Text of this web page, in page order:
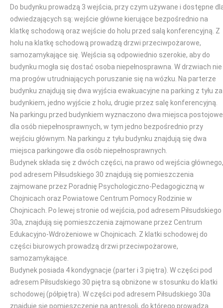
Do budynku prowadzą 3 wejścia, przy czym używane i dostępne
odwiedzających są: wejście główne kierujące bezpośrednio na
klatkę schodową oraz wejście do holu przed salą konferencyjną. Z
holu na klatkę schodową prowadzą drzwi przeciwpożarowe,
samozamykające się. Wejścia są odpowiednio szerokie, aby do
budynku mogła się dostać osoba niepełnosprawna. W drzwiach nie
ma progów utrudniających poruszanie się na wózku. Na parterze
budynku znajdują się dwa wyjścia ewakuacyjne na parking z tyłu za
budynkiem, jedno wyjście z holu, drugie przez salę konferencyjną.
Na parkingu przed budynkiem wyznaczono dwa miejsca postojowe
dla osób niepełnosprawnych, w tym jedno bezpośrednio przy
wejściu głównym. Na parkingu z tyłu budynku znajdują się dwa
miejsca parkingowe dla osób niepełnosprawnych.
Budynek składa się z dwóch części, na prawo od wejścia głównego,
pod adresem Piłsudskiego 30 znajdują się pomieszczenia
zajmowane przez Poradnię Psychologiczno-Pedagogiczną w
Chojnicach oraz Powiatowe Centrum Pomocy Rodzinie w
Chojnicach. Po lewej stronie od wejścia, pod adresem Piłsudskiego
30a, znajdują się pomieszczenia zajmowane przez Centrum
Edukacyjno-Wdrożeniowe w Chojnicach. Z klatki schodowej do
części biurowych prowadzą drzwi przeciwpożarowe,
samozamykające.
Budynek posiada 4 kondygnacje (parter i 3 piętra). W części pod
adresem Piłsudskiego 30 piętra są obniżone w stosunku do klatki
schodowej (półpiętra). W części pod adresem Piłsudskiego 30a
znajduje się pomieszczenie na antresoli, do którego prowadzą